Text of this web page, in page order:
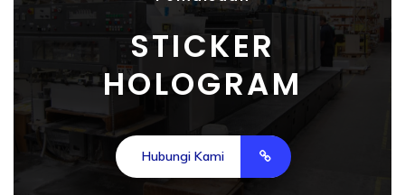
STICKER
HOLOGRAM
Hubungi Kami